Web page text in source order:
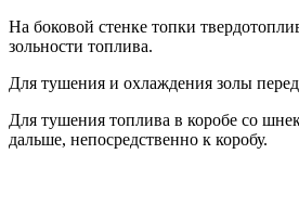
На боковой стенке топки
зольности топлива.
Для тушения и охлаждения золы
Для тушения топлива в коробе со
дальше, непосредственно к коробу.